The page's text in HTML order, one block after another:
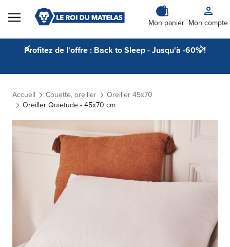
Skip to Content
Mon panier Mon compte
Profitez de l'offre : Back to Sleep - Jusqu'à -60% !
Accueil Couette, oreiller
Oreiller 45x70
Oreiller Quietude - 45x70 cm